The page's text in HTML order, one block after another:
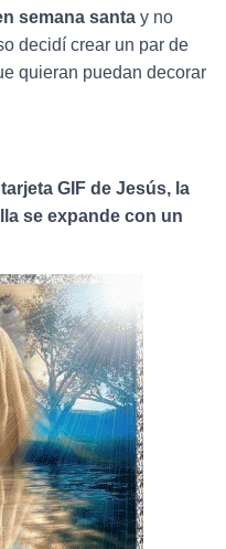
semana santa y no
decidí crear un par de
quieran puedan decorar
tarjeta GIF de Jesús, la
se expande con un